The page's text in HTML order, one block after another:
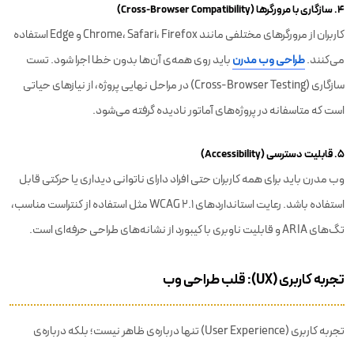
۴. سازگاری با مرورگرها (Cross-Browser Compatibility)
کاربران از مرورگرهای مختلفی مانند Chrome، Safari، Firefox و Edge استفاده
می‌کنند.طراحی وب مدرنباید روی همه‌ی آن‌ها بدون خطا اجرا شود. تست
سازگاری (Cross-Browser Testing) در مراحل نهایی پروژه، از نیازهای حیاتی
است که متاسفانه در پروژه‌های آماتور نادیده گرفته می‌شود.
۵. قابلیت دسترسی (Accessibility)
وب مدرن باید برای همه کاربران حتی افراد دارای ناتوانی دیداری یا حرکتی قابل
استفاده باشد. رعایت استانداردهای WCAG 2.1 مثل استفاده از کنتراست مناسب،
تگ‌های ARIA و قابلیت ناوبری با کیبورد از نشانه‌های طراحی حرفه‌ای است.
تجربه کاربری (UX): قلب طراحی وب
تجربه کاربری (User Experience) تنها درباره‌ی ظاهر نیست؛ بلکه درباره‌ی